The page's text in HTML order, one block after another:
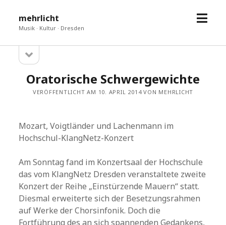
mehrlicht
Musik · Kultur · Dresden
Menü
Sidebar
öffnen
Oratorische Schwergewichte
VERÖFFENTLICHT AM 10. APRIL 2014 VON MEHRLICHT
Mozart, Voigtländer und Lachenmann im
Hochschul-KlangNetz-Konzert
Am Sonntag fand im Konzertsaal der Hochschule
das vom KlangNetz Dresden veranstaltete zweite
Konzert der Reihe „Einstürzende Mauern“ statt.
Diesmal erweiterte sich der Besetzungsrahmen
auf Werke der Chorsinfonik. Doch die
Fortführung des an sich spannenden Gedankens,